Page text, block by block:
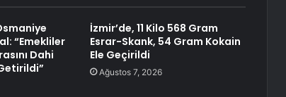
“Emekliler
Dahi
İzmir’de, 11 Kilo 568 Gram
Esrar-Skank, 54 Gram Kokain
Ele Geçirildi
Ağustos 7, 2026